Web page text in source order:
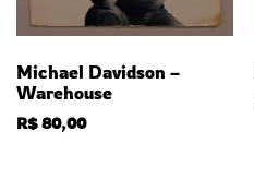
Michael Davidson –
Warehouse
R$80,00